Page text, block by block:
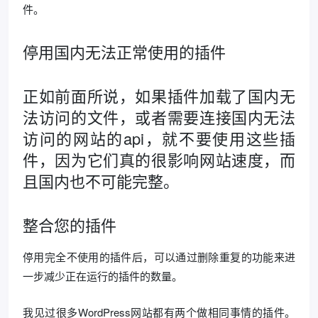
件。
停用国内无法正常使用的插件
正如前面所说，如果插件加载了国内无
法访问的文件，或者需要连接国内无法
访问的网站的api，就不要使用这些插
件，因为它们真的很影响网站速度，而
且国内也不可能完整。
整合您的插件
停用完全不使用的插件后，可以通过删除重复的功能来进
一步减少正在运行的插件的数量。
我见过很多WordPress网站都有两个做相同事情的插件。